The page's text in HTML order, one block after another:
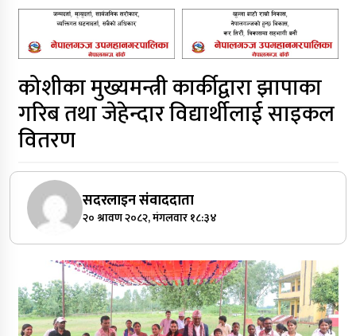
कोशीका मुख्यमन्त्री कार्कीद्वारा झापाका
गरिब तथा जेहेन्दार विद्यार्थीलाई साइकल
वितरण
सदरलाइन संवाददाता
२० श्रावण २०८२, मंगलवार १८:३४